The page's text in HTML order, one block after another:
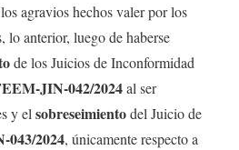
agravios hechos valer por los
lo anterior, luego de haberse
de los Juicios de Inconformidad
JIN-042/2024al ser
y el sobreseimientodel Juicio de
2024, únicamente respecto a